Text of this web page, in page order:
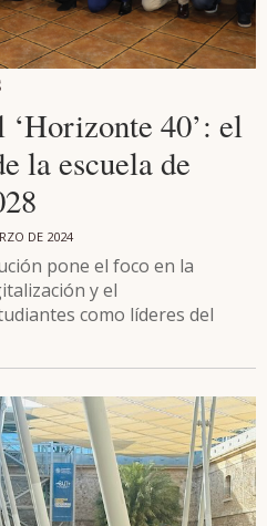
40’: el
la escuela de
DE 2024
pone el foco en la
y el
como líderes del